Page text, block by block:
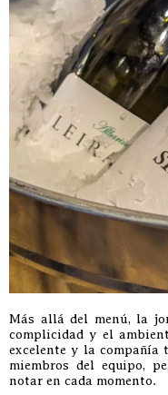
Más allá del menú, la
complicidad y el
excelente y la compañía
miembros del equipo,
notar en cada momento.